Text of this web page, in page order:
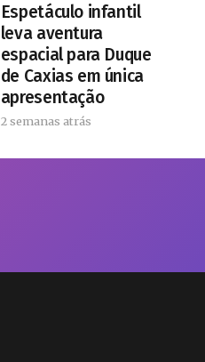
​Espetáculo infantil
leva aventura
espacial para Duque
de Caxias em única
apresentação
2 semanas atrás